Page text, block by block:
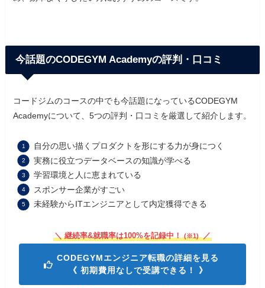
今話題のCODEGYM Academyの評判・口コミ
コードジムのコースの中でも今話題になっているCODEGYM
Academyについて、5つの評判・口コミを厳選して紹介します。
自分の思い描くプロダクトを形にする力が身につく
実務に役立つデータベースの知識が学べる
学習環境と人に恵まれている
スポンサー企業がすごい
未経験からITエンジニアとして内定獲得できる
＼ 継続率&就職率は100%を記録中！ (※1) ／
CODEGYMエンジニア転職の詳細を見る
《 初期費用なしで受講できる！ 》